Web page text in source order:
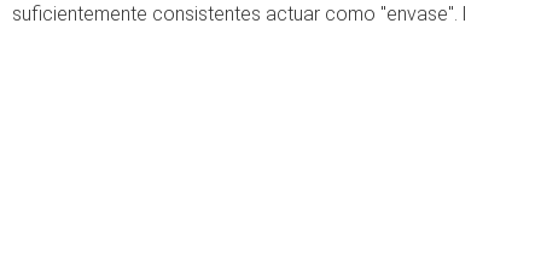
suficientemente consistentes actuar como "envase". l